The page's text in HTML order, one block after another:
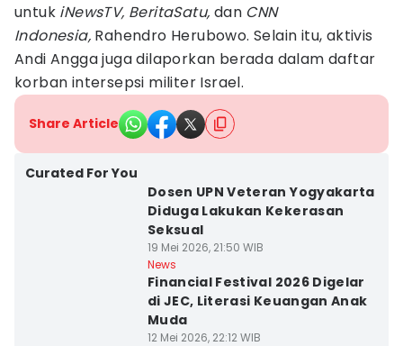
untuk iNewsTV, BeritaSatu, dan CNN
Indonesia, Rahendro Herubowo. Selain itu, aktivis
Andi Angga juga dilaporkan berada dalam daftar
korban intersepsi militer Israel.
Share Article
Curated For You
Dosen UPN Veteran Yogyakarta
Diduga Lakukan Kekerasan
Seksual
19 Mei 2026, 21:50 WIB
News
Financial Festival 2026 Digelar
di JEC, Literasi Keuangan Anak
Muda
12 Mei 2026, 22:12 WIB